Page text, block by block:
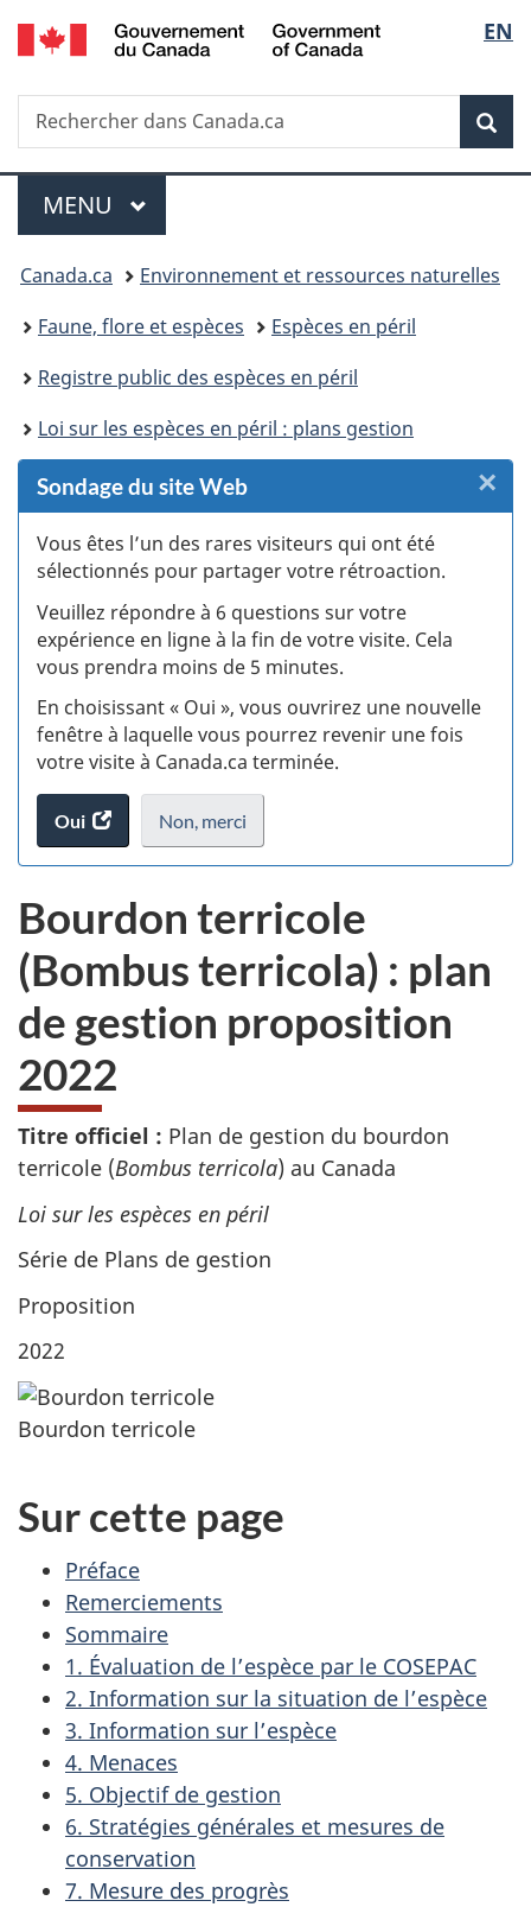
Passer
au
des
Passer
au
principal
Passer
à
Au
du
Passer
à
version
simplifiée
de
la
EN
Recherche
Rechercher
dans
Menu
MENU PRINCIPAL
Vous
êtes
ici :
Canada.ca
Environnement et ressources naturelles
Faune, flore et espèces
Espèces en péril
Registre public des espèces en péril
Loi sur les espèces en péril : plans gestion
Sondage du site Web
Vous êtes l’un des rares visiteurs qui ont été
sélectionnés pour partager votre rétroaction.
Veuillez répondre à 6 questions sur votre
expérience en ligne à la fin de votre visite. Cela
vous prendra moins de 5 minutes.
En choisissant « Oui », vous ouvrirez une nouvelle
fenêtre à laquelle vous pourrez revenir une fois
votre visite à Canada.ca terminée.
Oui
accéder
au
Non, je
ne
pas
participer
au
sondage
du
site
merci
×
Bourdon terricole
(Bombus terricola) : plan
de gestion proposition
2022
Titre officiel : Plan de gestion du bourdon
terricole (Bombus terricola) au Canada
Loi sur les espèces en péril
Série de Plans de gestion
Proposition
2022
Bourdon terricole
Sur cette page
Préface
Remerciements
Sommaire
1. Évaluation de l’espèce par le COSEPAC
2. Information sur la situation de l’espèce
3. Information sur l’espèce
4. Menaces
5. Objectif de gestion
6. Stratégies générales et mesures de
conservation
7. Mesure des progrès